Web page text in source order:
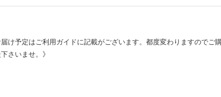
け予定はご利用ガイドに記載がございます。都度変わりますので
さいませ。》